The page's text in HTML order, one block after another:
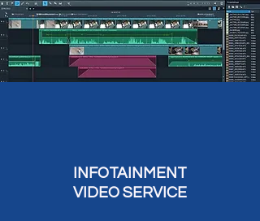
INFOTAINMENT
VIDEO SERVICE